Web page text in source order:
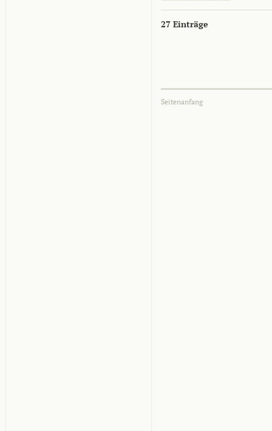
27 Einträge
Seitenanfang